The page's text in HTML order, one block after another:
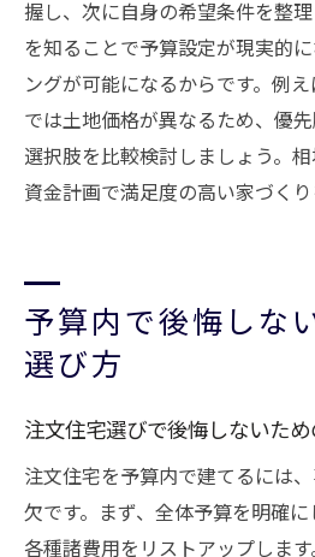
握し、次に自身の希望条件を整
を知ることで予算設定が現実的
ングが可能になるからです。例
では土地価格が異なるため、優
選択肢を比較検討しましょう。
資金計画で満足度の高い家づくり
予算内で後悔しな
選び方
注文住宅選びで後悔しないた
注文住宅を予算内で建てるには、
欠です。まず、全体予算を明確に
各種諸費用をリストアップしま